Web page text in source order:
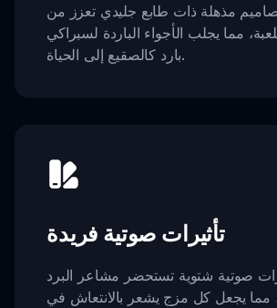
مذهلة ذات طابع جليدي تعزز من
مما يجلب الأجواء الباردة لسبراكي
بارد كالصقيع إلى الحياة.
تأثيرات صوتية فريدة
صوتية شتوية تستحضر مشاعر البرد
مما يجعل كل مزج يشعر بالانتعاش في